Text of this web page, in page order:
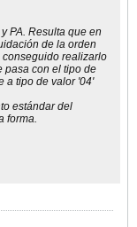
PA. Resulta que en
de la orden
conseguido realizarlo
pasa con el tipo de
a tipo de valor '04'
estándar del
forma.